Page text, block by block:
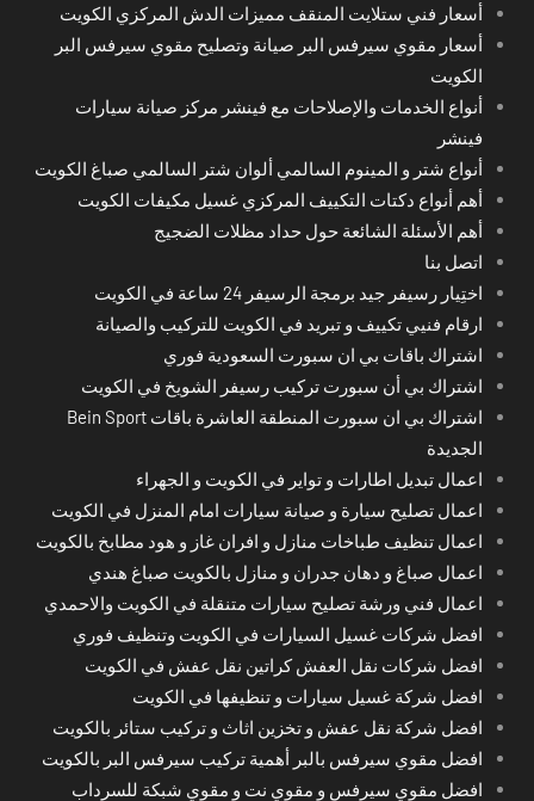
أسعار فني ستلايت المنقف مميزات الدش المركزي الكويت
أسعار مقوي سيرفس البر صيانة وتصليح مقوي سيرفس البر
الكويت
أنواع الخدمات والإصلاحات مع فينشر مركز صيانة سيارات
فينشر
أنواع شتر و المينوم السالمي ألوان شتر السالمي صباغ الكويت
أهم أنواع دكتات التكييف المركزي غسيل مكيفات الكويت
أهم الأسئلة الشائعة حول حداد مظلات الضجيج
اتصل بنا
اختِيار رسيفر جيد برمجة الرسيفر 24 ساعة في الكويت
ارقام فنيي تكييف و تبريد في الكويت للتركيب والصيانة
اشتراك باقات بي ان سبورت السعودية فوري
اشتراك بي أن سبورت تركيب رسيفر الشويخ في الكويت
اشتراك بي ان سبورت المنطقة العاشرة باقات Bein Sport
الجديدة
اعمال تبديل اطارات و تواير في الكويت و الجهراء
اعمال تصليح سيارة و صيانة سيارات امام المنزل في الكويت
اعمال تنظيف طباخات منازل و افران غاز و هود مطابخ بالكويت
اعمال صباغ و دهان جدران و منازل بالكويت صباغ هندي
اعمال فني ورشة تصليح سيارات متنقلة في الكويت والاحمدي
افضل شركات غسيل السيارات في الكويت وتنظيف فوري
افضل شركات نقل العفش كراتين نقل عفش في الكويت
افضل شركة غسيل سيارات و تنظيفها في الكويت
افضل شركة نقل عفش و تخزين اثاث و تركيب ستائر بالكويت
افضل مقوي سيرفس بالبر أهمية تركيب سيرفس البر بالكويت
افضل مقوي سيرفس و مقوي نت و مقوي شبكة للسرداب